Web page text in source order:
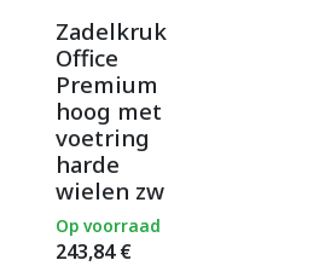
Zadelkruk
Office
Premium
hoog met
voetring
harde
wielen zw
243,84€
Op voorraad